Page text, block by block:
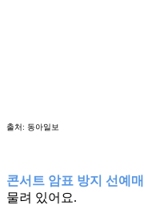
출처: 동아일보
콘서트 암표 방지 선예매
물려 있어요.